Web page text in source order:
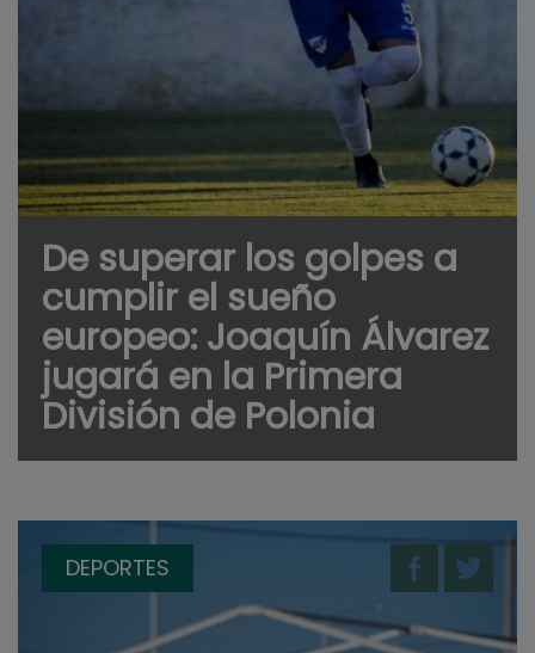
De superar los golpes a
cumplir el sueño
europeo: Joaquín Álvarez
jugará en la Primera
División de Polonia
DEPORTES